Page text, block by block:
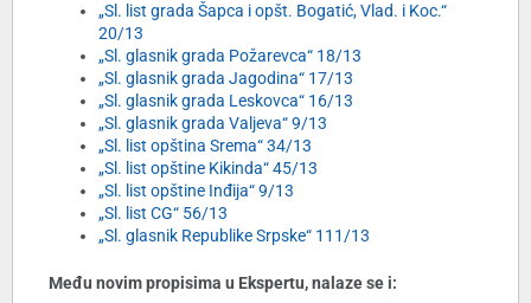
„Sl. list grada Šapca i opšt. Bogatić, Vlad. i Koc.“
20/13
„Sl. glasnik grada Požarevca“ 18/13
„Sl. glasnik grada Jagodina“ 17/13
„Sl. glasnik grada Leskovca“ 16/13
„Sl. glasnik grada Valjeva“ 9/13
„Sl. list opština Srema“ 34/13
„Sl. list opštine Kikinda“ 45/13
„Sl. list opštine Inđija“ 9/13
„Sl. list CG“ 56/13
„Sl. glasnik Republike Srpske“ 111/13
Među novim propisima u Ekspertu, nalaze se i: